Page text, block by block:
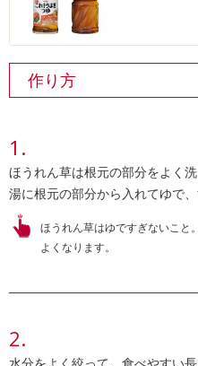
作り方
ほうれん草は根元の部分をよく
湯に根元の部分から入れてゆで、
ほうれん草はゆですぎないこと
よくなります。